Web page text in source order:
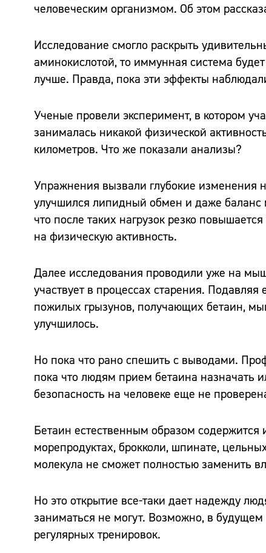
человеческим организмом. Об этом
Исследование смогло раскрыть
аминокислотой, то иммунная система
лучше. Правда, пока эти эффекты
Ученые провели эксперимент, в котором
занималась никакой физической
километров. Что же показали анализы?
Упражнения вызвали глубокие изменения
улучшился липидный обмен и даже
что после таких нагрузок резко
на физическую активность.
Далее исследования проводили уже на
участвует в процессах старения.
пожилых грызунов, получающих бетаин,
улучшилось.
Но пока что рано спешить с выводами.
пока что людям прием бетаина назначать
безопасность на человеке еще не
Бетаин естественным образом
морепродуктах, брокколи, шпинате,
молекула не сможет полностью заменить
Но это открытие все-таки дает надежду
заниматься не могут. Возможно, в будущем
регулярных тренировок.